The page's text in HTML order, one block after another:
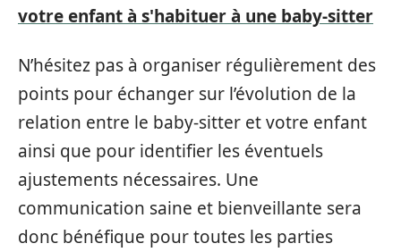
votre enfant à s'habituer à une baby-sitter
N’hésitez pas à organiser régulièrement des
points pour échanger sur l’évolution de la
relation entre le baby-sitter et votre enfant
ainsi que pour identifier les éventuels
ajustements nécessaires. Une
communication saine et bienveillante sera
donc bénéfique pour toutes les parties